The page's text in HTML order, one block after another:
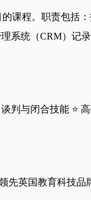
课程。职责包括
统（CRM）记
判与闭合技能 ⭐
先英国教育科技